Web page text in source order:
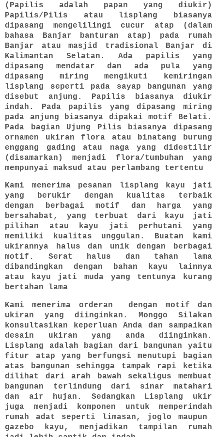
(Papilis adalah papan yang diukir)
Papilis/Pilis atau lisplang biasanya
dipasang mengelilingi cucur atap (dalam
bahasa Banjar banturan atap) pada rumah
Banjar atau masjid tradisional Banjar di
Kalimantan Selatan. Ada papilis yang
dipasang mendatar dan ada pula yang
dipasang miring mengikuti kemiringan
lisplang seperti pada sayap bangunan yang
disebut anjung. Papilis biasanya diukir
indah. Pada papilis yang dipasang miring
pada anjung biasanya dipakai motif Belati.
Pada bagian Ujung Pilis biasanya dipasang
ornamen ukiran flora atau binatang burung
enggang gading atau naga yang didestilir
(disamarkan) menjadi flora/tumbuhan yang
mempunyai maksud atau perlambang tertentu
Kami menerima pesanan lisplang kayu jati
yang berukir dengan kualitas terbaik
dengan berbagai motif dan harga yang
bersahabat, yang terbuat dari kayu jati
pilihan atau kayu jati perhutani yang
memiliki kualitas unggulan. Buatan kami
ukirannya halus dan unik dengan berbagai
motif. Serat halus dan tahan lama
dibandingkan dengan bahan kayu lainnya
atau kayu jati muda yang tentunya kurang
bertahan lama
Kami menerima orderan dengan motif dan
ukiran yang diinginkan. Monggo Silakan
konsultasikan keperluan Anda dan sampaikan
desain ukiran yang anda diinginkan.
Lisplang adalah bagian dari bangunan yaitu
fitur atap yang berfungsi menutupi bagian
atas bangunan sehingga tampak rapi ketika
dilihat dari arah bawah sekaligus membuat
bangunan terlindung dari sinar matahari
dan air hujan. Sedangkan Lisplang ukir
juga menjadi komponen untuk memperindah
rumah adat seperti limasan, joglo maupun
gazebo kayu, menjadikan tampilan rumah